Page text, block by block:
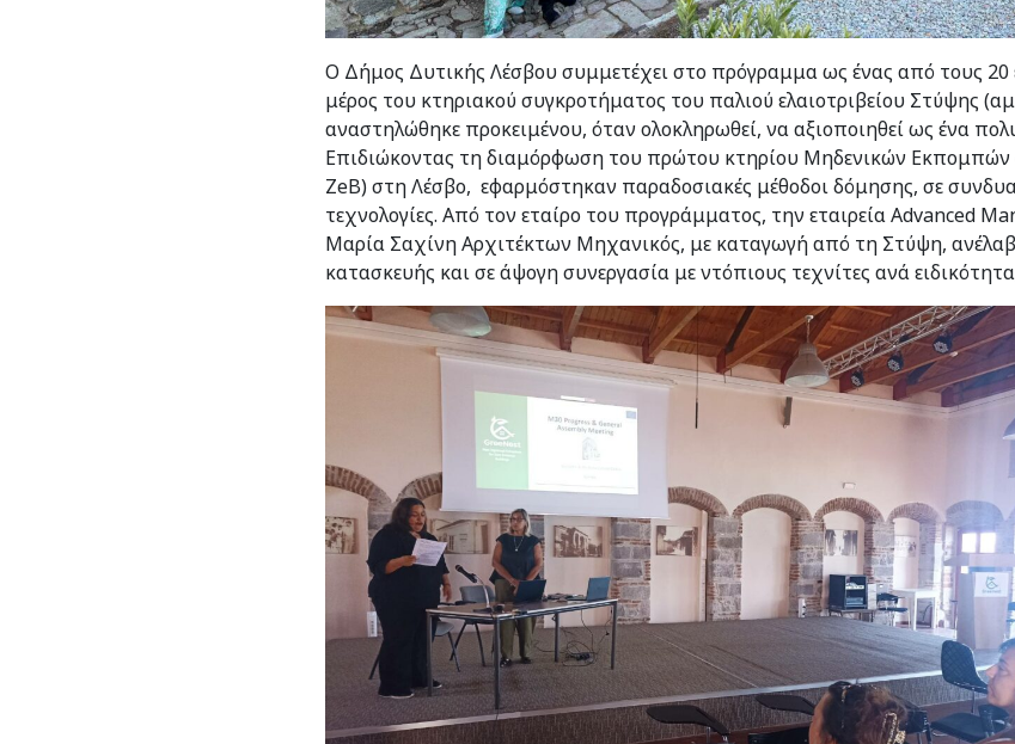
Ο Δήμος Δυτικής Λέσβου συμμετέχει στο πρόγραμμα ως ένας από τους 20
μέρος του κτηριακού συγκροτήματος του παλιού ελαιοτριβείου Στύψης
αναστηλώθηκε προκειμένου, όταν ολοκληρωθεί, να αξιοποιηθεί ως ένα
Επιδιώκοντας τη διαμόρφωση του πρώτου κτηρίου Μηδενικών
ZeB) στη Λέσβο, εφαρμόστηκαν παραδοσιακές μέθοδοι δόμησης, σε
τεχνολογίες. Από τον εταίρο του προγράμματος, την εταιρεία Advanced
Μαρία Σαχίνη Αρχιτέκτων Μηχανικός, με καταγωγή από τη Στύψη,
κατασκευής και σε άψογη συνεργασία με ντόπιους τεχνίτες ανά